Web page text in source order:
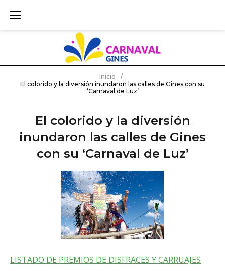
i
o
Inicio
/
El colorido y la diversión inundaron las calles de Gines con su
‘Carnaval de Luz’
El colorido y la diversión
inundaron las calles de Gines
con su ‘Carnaval de Luz’
LISTADO DE PREMIOS DE DISFRACES Y CARRUAJES